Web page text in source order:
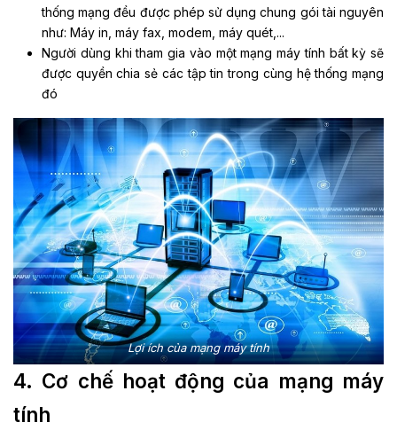
thống mạng đều được phép sử dụng chung gói tài nguyên
như: Máy in, máy fax, modem, máy quét,...
Người dùng khi tham gia vào một mạng máy tính bất kỳ sẽ
được quyền chia sẻ các tập tin trong cùng hệ thống mạng
đó
Lợi ích của mạng máy tính
4. Cơ chế hoạt động của mạng máy
tính